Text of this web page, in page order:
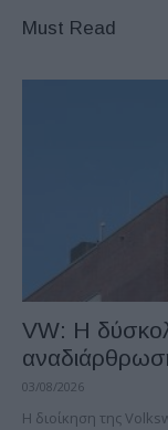
Must Read
VW: Η
03/08/2026
Η διοίκηση της